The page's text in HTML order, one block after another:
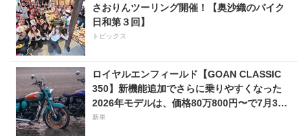
さおりんツーリング開催！【奥沙織のバイク
日和第３回】
トピックス
ロイヤルエンフィールド【GOAN CLASSIC
350】新機能追加でさらに乗りやすくなった
2026年モデルは、価格80万800円〜で7月31
日発売！
新車